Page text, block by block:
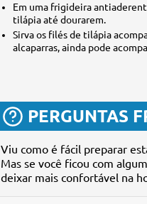
Em uma frigideira
tilápia até dourarem.
Sirva os filés de tilápia
alcaparras, ainda pode
PERGUNTAS
Viu como é fácil preparar
Mas se você ficou com
deixar mais confortável na